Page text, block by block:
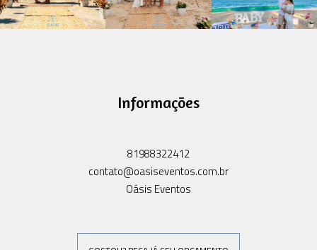
Informações
81988322412
contato@oasiseventos.com.br
Oásis Eventos